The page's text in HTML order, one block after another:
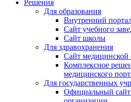
Решения
Для образования
Внутренний
Сайт учебного
Сайт школы
Для здравохранения
Сайт медицинской
Комплексное
медицинского
Для государственных
Официальный сайт